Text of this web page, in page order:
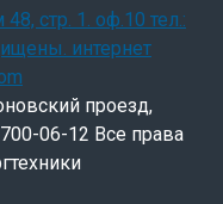
проезд,
06-12 Все права